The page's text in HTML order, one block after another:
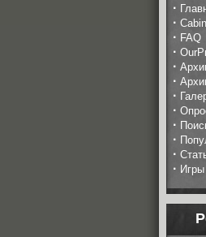
·
·
· FAQ
·
·
·
·
·
·
·
·
·